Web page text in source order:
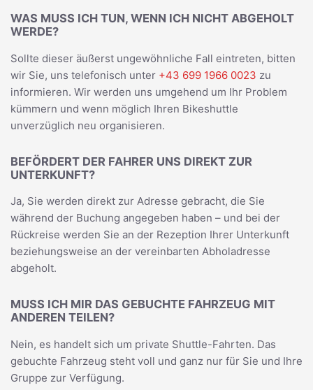
WAS MUSS ICH TUN, WENN ICH NICHT ABGEHOLT
WERDE?
Sollte dieser äußerst ungewöhnliche Fall eintreten, bitten
wir Sie, uns telefonisch unter +43 699 1966 0023 zu
informieren. Wir werden uns umgehend um Ihr Problem
kümmern und wenn möglich Ihren Bikeshuttle
unverzüglich neu organisieren.
BEFÖRDERT DER FAHRER UNS DIREKT ZUR
UNTERKUNFT?
Ja, Sie werden direkt zur Adresse gebracht, die Sie
während der Buchung angegeben haben – und bei der
Rückreise werden Sie an der Rezeption Ihrer Unterkunft
beziehungsweise an der vereinbarten Abholadresse
abgeholt.
MUSS ICH MIR DAS GEBUCHTE FAHRZEUG MIT
ANDEREN TEILEN?
Nein, es handelt sich um private Shuttle-Fahrten. Das
gebuchte Fahrzeug steht voll und ganz nur für Sie und Ihre
Gruppe zur Verfügung.